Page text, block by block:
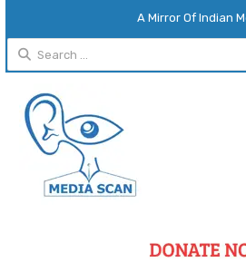
A Mirror Of Indian
Search
for: